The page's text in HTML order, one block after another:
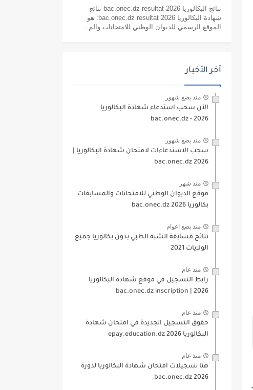
نتائج البكالوريا 2026 bac.onec.dz resultat نتائج
شهادة البكالوريا 2026 bac.onec.dz resultat: هو
الموقع الرسمي للديوان الوطني للامتحانات والم...
آخر الأخبار
منذ بضع شهور
الآن سحب استدعاء شهادة البكالوريا
bac.onec.dz - 2026
منذ بضع شهور
سحب الاستدعاءات لامتحان شهادة البكالوريا |
2026 bac.onec.dz
منذ شهر
موقع الديوان الوطني للامتحانات والمسابقات
بكالوريا 2026 bac.onec.dz
منذ بضع اعوام
نتائج مسابقة الشبه الطبي بدون بكالوريا جميع
الولايات 2021
منذ عام
رابط التسجيل في موقع شهادة البكالوريا
2026 | bac.onec.dz inscription
منذ عام
حقوق التسجيل الجديدة في امتحان شهادة
البكالوريا 2026 epay.education.dz
منذ عام
هنا تسجيلات امتحان شهادة البكالوريا لدورة
2026 bac.onec.dz